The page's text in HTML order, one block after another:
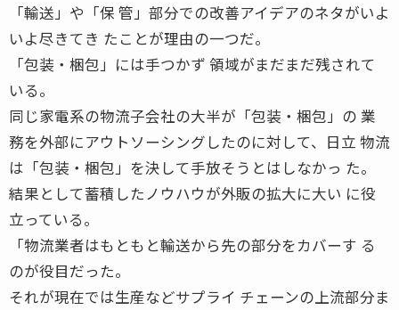
「輸送」や「保 管」部分での改善アイデアのネタがいよ
いよ尽きてき たことが理由の一つだ。
「包装・梱包」には手つかず 領域がまだまだ残されて
いる。
同じ家電系の物流子会社の大半が「包装・梱包」の 業
務を外部にアウトソーシングしたのに対して、日立 物流
は「包装・梱包」を決して手放そうとはしなかっ た。
結果として蓄積したノウハウが外販の拡大に大い に役
立っている。
「物流業者はもともと輸送から先の部分をカバーす る
のが役目だった。
それが現在では生産などサプライ チェーンの上流部分ま